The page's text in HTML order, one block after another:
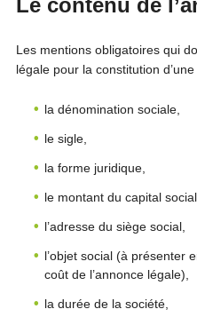
Le contenu de
Les mentions obligatoires qui
légale pour la constitution
la dénomination sociale,
le sigle,
la forme juridique,
le montant du capital social,
l’adresse du siège social,
l’objet social (à présenter
coût de l’annonce légale),
la durée de la société,